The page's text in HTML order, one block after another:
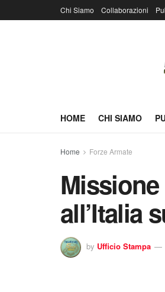
Chi Siamo Collaborazioni
HOME CHI SIAMO
Home Forze Armate
all’Italia
by Ufficio Stampa